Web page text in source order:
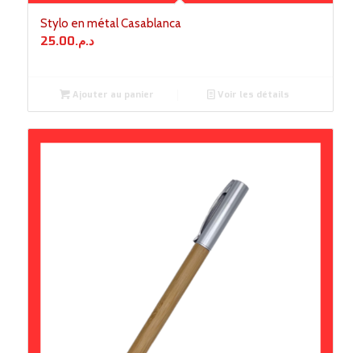
Stylo en métal Casablanca
د.م.25.00
Ajouter au panier Voir les détails